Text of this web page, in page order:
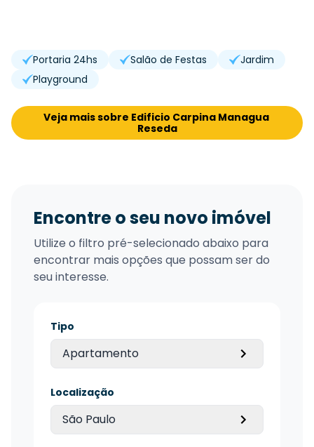
Portaria 24hs Salão de Festas
Jardim
Playground
Veja mais sobre Edificio Carpina Managua
Reseda
Encontre o seu novo imóvel
Utilize o filtro pré-selecionado abaixo para
encontrar mais opções que possam ser do
seu interesse.
Tipo
Apartamento
Localização
São Paulo